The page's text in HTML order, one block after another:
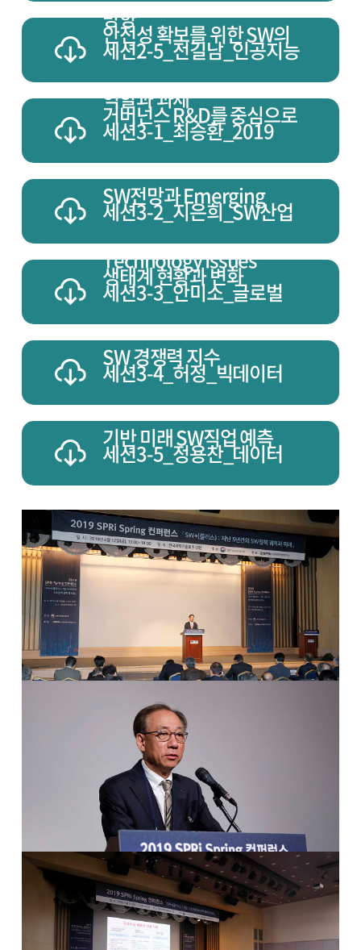
방향
안전성 확보를 위한 SW의
역할과 과제
세션2-5_전길남_인공지능
거버넌스 R&D를 중심으로
세션3-1_최승환_2019
SW전망과 Emerging
Technology Issues
세션3-2_지은희_SW산업
생태계 현황과 변화
세션3-3_안미소_글로벌
SW 경쟁력 지수
세션3-4_허정_빅데이터
기반 미래 SW직업 예측
세션3-5_정용찬_데이터
기반 의사결정 시대의
SW통계